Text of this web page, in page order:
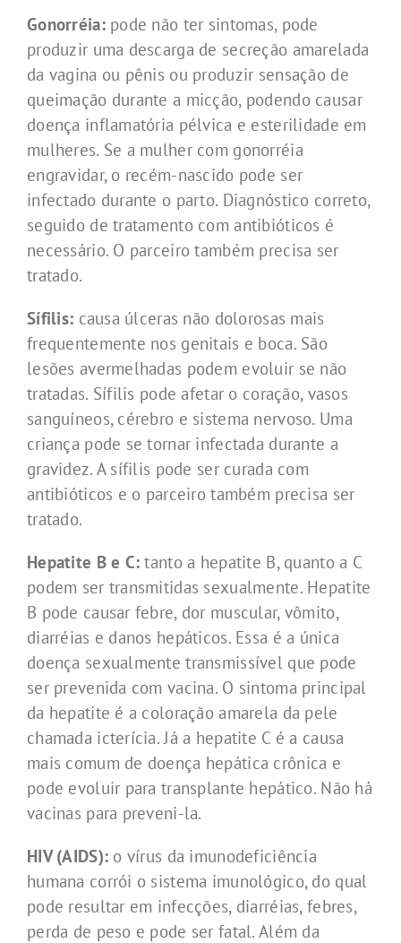
Gonorréia:pode não ter sintomas, pode
produzir uma descarga de secreção amarelada
da vagina ou pênis ou produzir sensação de
queimação durante a micção, podendo causar
doença inflamatória pélvica e esterilidade em
mulheres. Se a mulher com gonorréia
engravidar, o recém-nascido pode ser
infectado durante o parto. Diagnóstico correto,
seguido de tratamento com antibióticos é
necessário. O parceiro também precisa ser
tratado.
Sífilis: causa úlceras não dolorosas mais
frequentemente nos genitais e boca. São
lesões avermelhadas podem evoluir se não
tratadas. Sífilis pode afetar o coração, vasos
sanguíneos, cérebro e sistema nervoso. Uma
criança pode se tornar infectada durante a
gravidez. A sífilis pode ser curada com
antibióticos e o parceiro também precisa ser
tratado.
Hepatite B e C: tanto a hepatite B, quanto a C
podem ser transmitidas sexualmente. Hepatite
B pode causar febre, dor muscular, vômito,
diarréias e danos hepáticos. Essa é a única
doença sexualmente transmissível que pode
ser prevenida com vacina. O sintoma principal
da hepatite é a coloração amarela da pele
chamada icterícia. Já a hepatite C é a causa
mais comum de doença hepática crônica e
pode evoluir para transplante hepático. Não há
vacinas para preveni-la.
HIV (AIDS): o vírus da imunodeficiência
humana corrói o sistema imunológico, do qual
pode resultar em infecções, diarréias, febres,
perda de peso e pode ser fatal. Além da